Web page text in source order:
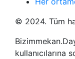
© 2024. Tüm